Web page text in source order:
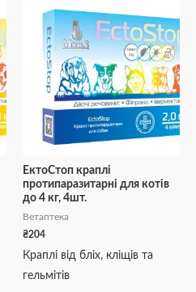
ЕктоСтоп краплі
протипаразитарні для котів
до 4 кг, 4шт.
Ветаптека
₴204
Краплі від бліх, кліщів та
гельмітів